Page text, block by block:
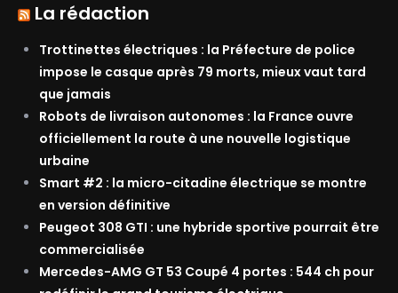
La rédaction
Trottinettes électriques : la Préfecture de police
impose le casque après 79 morts, mieux vaut tard
que jamais
Robots de livraison autonomes : la France ouvre
officiellement la route à une nouvelle logistique
urbaine
Smart #2 : la micro-citadine électrique se montre
en version définitive
Peugeot 308 GTI : une hybride sportive pourrait être
commercialisée
Mercedes-AMG GT 53 Coupé 4 portes : 544 ch pour